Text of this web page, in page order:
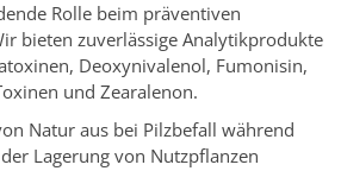
Rolle beim präventiven
bieten zuverlässige Analytikprodukte
Deoxynivalenol, Fumonisin,
und Zearalenon.
Natur aus bei Pilzbefall während
Lagerung von Nutzpflanzen